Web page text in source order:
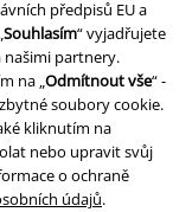
předpisů EU a
Souhlasím“ vyjadřujete
našimi partnery.
na „Odmítnout vše“ -
soubory cookie.
kliknutím na
nebo upravit svůj
o ochraně
údajů.